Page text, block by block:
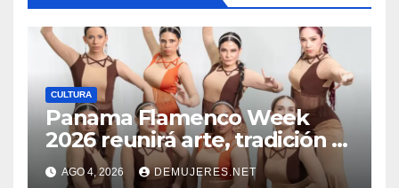
CULTURA
Panama Flamenco Week
2026 reunirá arte, tradición y
cultura española en
AGO 4, 2026 DEMUJERES.NET